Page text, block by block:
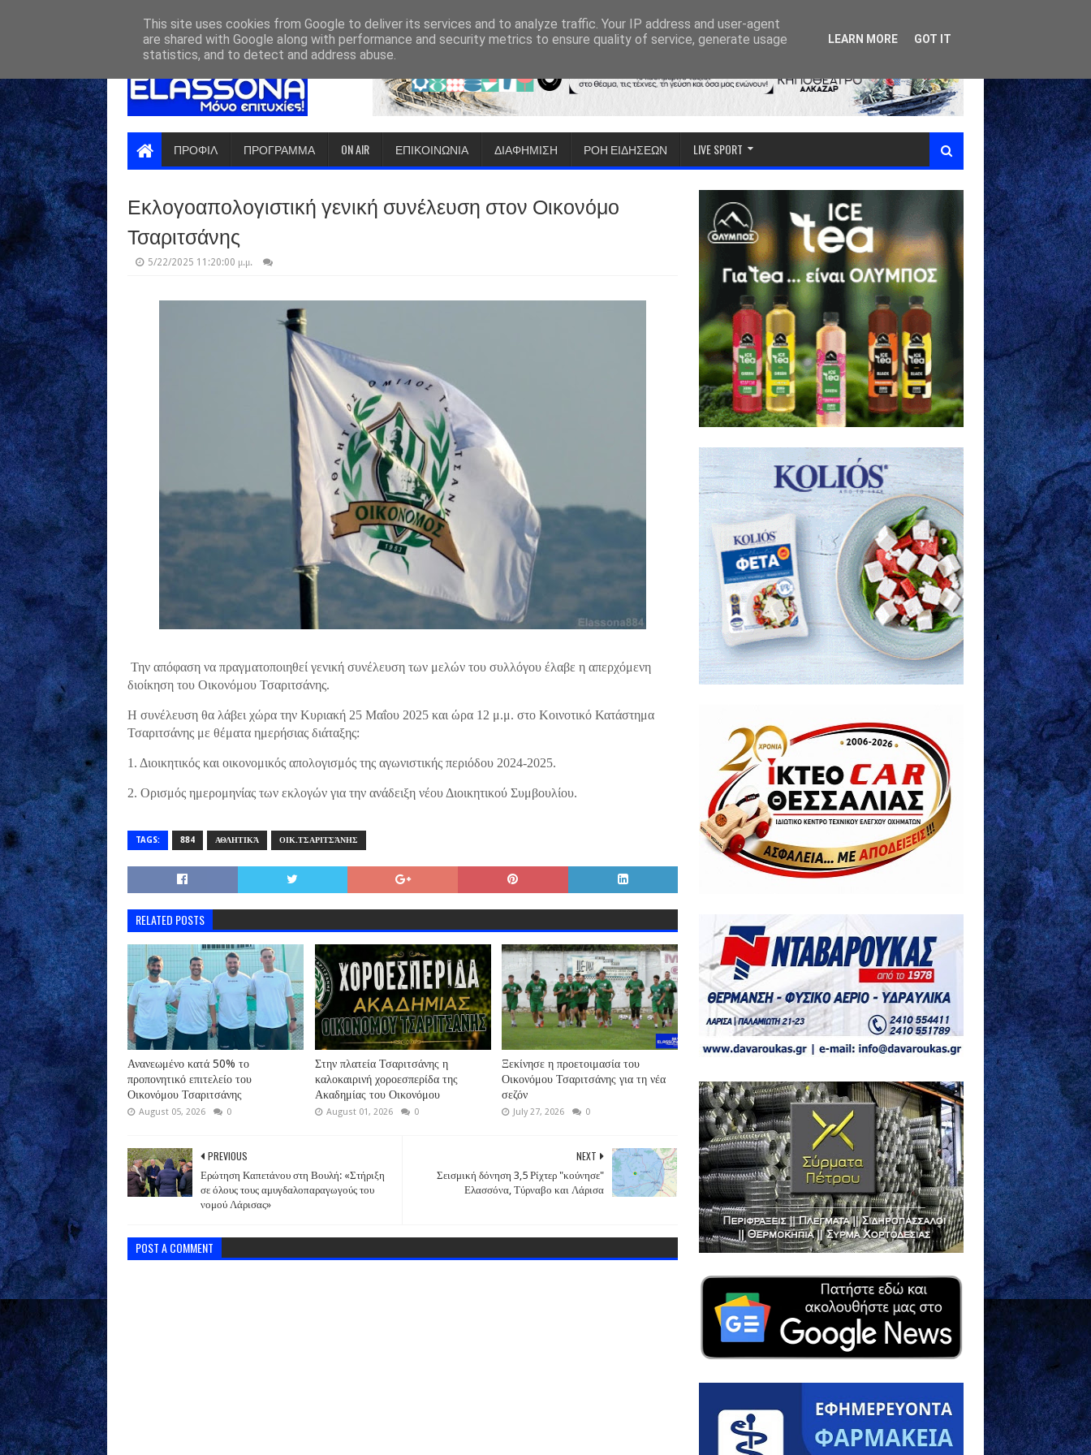
ΠΡΟΦΙΛ ΠΡΟΓΡΑΜΜΑ ON AIR ΕΠΙΚΟΙΝΩΝΙΑ ΔΙΑΦΗΜΙΣΗ ΡΟΗ ΕΙΔΗΣΕΩΝ LIVE SPORT
Εκλογοαπολογιστική γενική συνέλευση στον Οικονόμο
Τσαριτσάνης
5/22/2025 11:20:00 μ.μ.
Την απόφαση να πραγματοποιηθεί γενική συνέλευση των μελών του συλλόγου έλαβε η απερχόμενη
διοίκηση του Οικονόμου Τσαριτσάνης.
Η συνέλευση θα λάβει χώρα την Κυριακή 25 Μαΐου 2025 και ώρα 12 μ.μ. στο Κοινοτικό Κατάστημα
Τσαριτσάνης με θέματα ημερήσιας διάταξης:
1. Διοικητικός και οικονομικός απολογισμός της αγωνιστικής περιόδου 2024-2025.
2. Ορισμός ημερομηνίας των εκλογών για την ανάδειξη νέου Διοικητικού Συμβουλίου.
TAGS: 884 ΑΘΛΗΤΙΚΆ ΟΙΚ.ΤΣΑΡΙΤΣΆΝΗΣ
RELATED POSTS
Ανανεωμένο κατά 50% το
προπονητικό επιτελείο του
Οικονόμου Τσαριτσάνης
August 05, 2026 0
Στην πλατεία Τσαριτσάνης η
καλοκαιρινή χοροεσπερίδα της
Ακαδημίας του Οικονόμου
August 01, 2026 0
Ξεκίνησε η προετοιμασία του
Οικονόμου Τσαριτσάνης για τη νέα
σεζόν
July 27, 2026 0
NEXT
Σεισμική δόνηση 3,5 Ρίχτερ "κούνησε"
Ελασσόνα, Τύρναβο και Λάρισα
PREVIOUS
Ερώτηση Καπετάνου στη Βουλή: «Στήριξη
σε όλους τους αμυγδαλοπαραγωγούς του
νομού Λάρισας»
POST A COMMENT
This site uses cookies from Google to deliver its services and to analyze traffic. Your IP address and user-agent
are shared with Google along with performance and security metrics to ensure quality of service, generate usage
statistics, and to detect and address abuse.
LEARN MORE GOT IT